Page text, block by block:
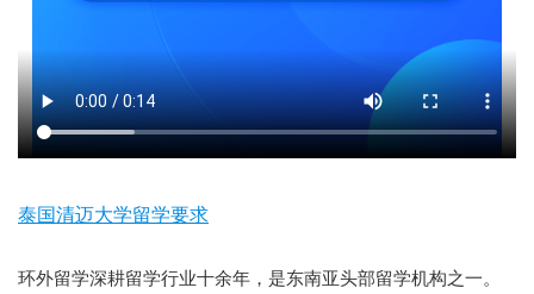
泰国清迈大学留学要求
环外留学深耕留学行业十余年，是东南亚头部留学机构之一。